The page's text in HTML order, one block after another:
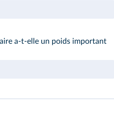
a-t-elle un poids important